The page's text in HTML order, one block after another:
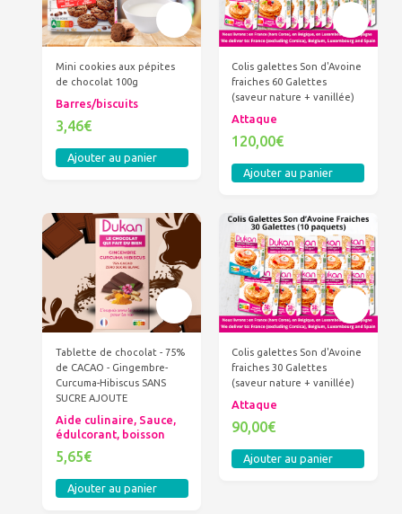
Mini cookies aux pépites
de chocolat 100g
Barres/biscuits
3,46€
Ajouter au panier
Colis galettes Son d'Avoine
fraiches 60 Galettes
(saveur nature + vanillée)
Attaque
120,00€
Ajouter au panier
Tablette de chocolat - 75%
de CACAO - Gingembre-
Curcuma-Hibiscus SANS
SUCRE AJOUTE
Aide culinaire, Sauce,
édulcorant, boisson
5,65€
Ajouter au panier
Colis galettes Son d'Avoine
fraiches 30 Galettes
(saveur nature + vanillée)
Attaque
90,00€
Ajouter au panier